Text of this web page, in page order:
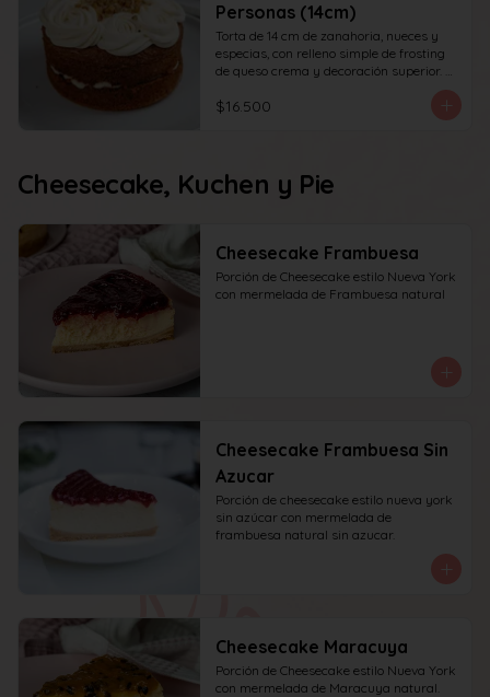
Personas (14cm)
Torta de 14 cm de zanahoria, nueces y
especias, con relleno simple de frosting
de queso crema y decoración superior.
$16.500
Cheesecake, Kuchen y Pie
Cheesecake Frambuesa
Porción de Cheesecake estilo Nueva York
con mermelada de Frambuesa natural
Cheesecake Frambuesa Sin
Azucar
Porción de cheesecake estilo nueva york
sin azúcar con mermelada de
frambuesa natural sin azucar.
Cheesecake Maracuya
Porción de Cheesecake estilo Nueva York
con mermelada de Maracuya natural.